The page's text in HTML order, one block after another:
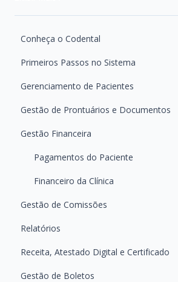
Conheça o Codental
Primeiros Passos no Sistema
Configurações iniciais da agenda
Gerenciamento de Equipe e
Configurando as Mensagens
Personalização e Configurações
Gerenciamento de Pacientes
Busca e Cadastro de Pacientes
Retornos e Aniversários
Gestão de Prontuários e Documentos
Gerando e Manipulando Documentos
Gerenciando e Manipulando
Registrando Tratamentos
Gestão Financeira
Pagamentos do Paciente
Financeiro da Clínica
Gestão de Comissões
Relatórios
Primeiros Passos — Conhecendo a
Guias Práticos — Como usar cada
Receita, Atestado Digital e Certificado
Ferramenta de Receita Digital
Gestão de Boletos